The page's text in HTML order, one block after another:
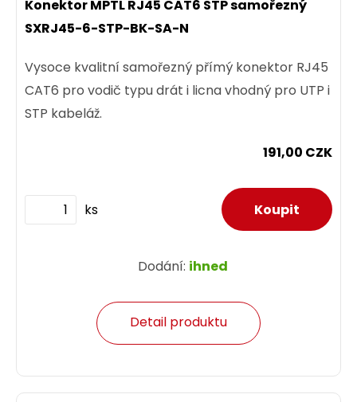
Konektor MPTL RJ45 CAT6 STP samořezný
SXRJ45-6-STP-BK-SA-N
Vysoce kvalitní samořezný přímý konektor RJ45
CAT6 pro vodič typu drát i licna vhodný pro UTP i
STP kabeláž.
191,00 CZK
ks
Dodání: ihned
Detail produktu